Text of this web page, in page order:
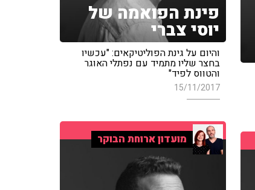
פינת הפואמה של
יוסי צברי
והיום על גינת הפוליטיקאים: "עכשיו
בחצר שליו מתמיד עם נפתלי האוגר
והטווס לפיד"
15/11/2017
מועדון ארוחת הבוקר